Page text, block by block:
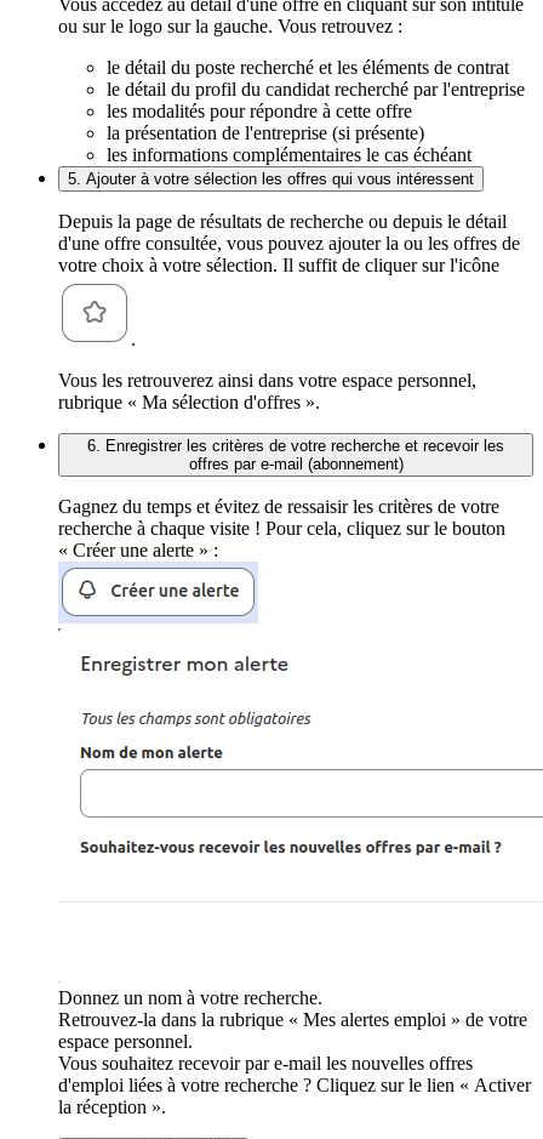
Vous accédez au détail d'une offre en cliquant sur son intitulé
ou sur le logo sur la gauche. Vous retrouvez :
le détail du poste recherché et les éléments de contrat
le détail du profil du candidat recherché par l'entreprise
les modalités pour répondre à cette offre
la présentation de l'entreprise (si présente)
les informations complémentaires le cas échéant
5. Ajouter à votre sélection les offres qui vous intéressent
Depuis la page de résultats de recherche ou depuis le détail
d'une offre consultée, vous pouvez ajouter la ou les offres de
votre choix à votre sélection. Il suffit de cliquer sur l'icône
.
Vous les retrouverez ainsi dans votre espace personnel,
rubrique « Ma sélection d'offres ».
6. Enregistrer les critères de votre recherche et recevoir les
offres par e-mail (abonnement)
Gagnez du temps et évitez de ressaisir les critères de votre
recherche à chaque visite ! Pour cela, cliquez sur le bouton
« Créer une alerte » :
Donnez un nom à votre recherche.
Retrouvez-la dans la rubrique « Mes alertes emploi » de votre
espace personnel.
Vous souhaitez recevoir par e-mail les nouvelles offres
d'emploi liées à votre recherche ? Cliquez sur le lien « Activer
la réception ».